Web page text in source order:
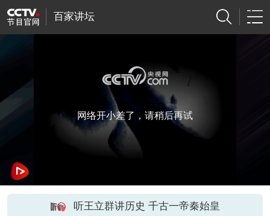
百家讲坛
网络开小差了，请稍后再试
听王立群讲历史 千古一帝秦始皇